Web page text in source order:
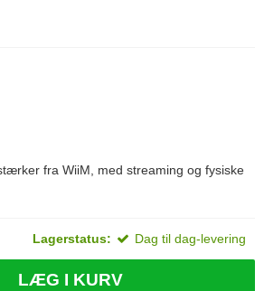
fra WiiM, med streaming og fysiske
Lagerstatus: Dag til dag-levering
LÆG I KURV